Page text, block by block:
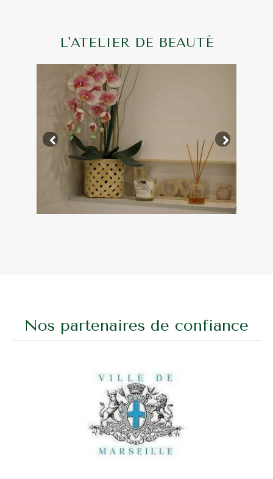
L'ATELIER DE BEAUTÉ
Nos partenaires de confiance